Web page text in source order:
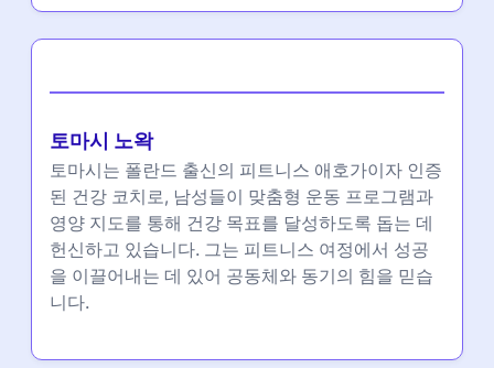
토마시 노왁
토마시는 폴란드 출신의 피트니스 애호가이자 인증
된 건강 코치로, 남성들이 맞춤형 운동 프로그램과
영양 지도를 통해 건강 목표를 달성하도록 돕는 데
헌신하고 있습니다. 그는 피트니스 여정에서 성공
을 이끌어내는 데 있어 공동체와 동기의 힘을 믿습
니다.